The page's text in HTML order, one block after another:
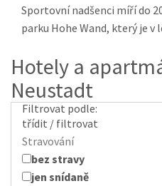
Sportovní nadšenci míří do
parku Hohe Wand, který je
Hotely a
Neustadt
Filtrovat podle:
třídit / filtrovat
Stravování
bez stravy
jen snídaně